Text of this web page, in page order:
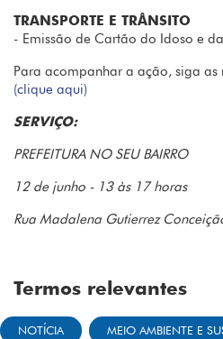
TRANSPORTE E TRÂNSITO
- Emissão de Cartão do Idoso e
Para acompanhar a ação, siga as
(clique aqui)
SERVIÇO:
PREFEITURA NO SEU BAIRRO
12 de junho - 13 às 17 horas
Rua Madalena Gutierrez
Termos relevantes
NOTÍCIA MEIO AMBIENTE E